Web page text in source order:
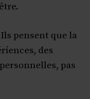
pensent que la
des
pas